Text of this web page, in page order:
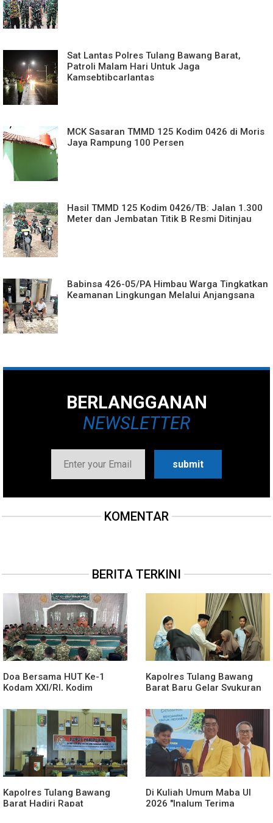
Sat Lantas Polres Tulang Bawang Barat,
Patroli Malam Hari Untuk Jaga
Kamsebtibcarlantas
MCK Sasaran TMMD 125 Kodim 0426 di Moris
Jaya Rampung 100 Persen
Hasil TMMD 125 Kodim 0426/TB: Jalan 1.300
Meter dan Jembatan Titik B Resmi Ditinjau
Babinsa 426-05/PA Himbau Warga Tingkatkan
Keamanan Lingkungan Melalui Anjangsana
BERLANGGANAN
NEWSLETTER
KOMENTAR
BERITA TERKINI
Doa Bersama HUT Ke-1
Kodam XXI/RI, Kodim
Syukur dan Kebersamaan
Kapolres Tulang Bawang
Barat Baru Gelar Syukuran
Dinas, Doa Bersama Anak
Yatim Warnai Momen
Khidmat
Kapolres Tulang Bawang
Barat Hadiri Rapat
Di Kuliah Umum Maba UI
2026 "Inalum Terima